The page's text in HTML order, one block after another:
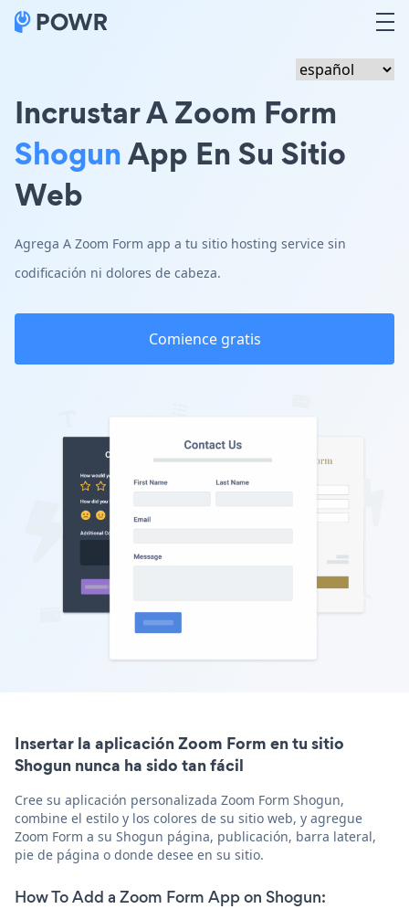
Incrustar A Zoom Form
ShogunApp En Su Sitio
Web
Agrega A Zoom Form app a tu sitio hosting service sin
codificación ni dolores de cabeza.
Comience gratis
Insertar la aplicación Zoom Form en tu sitio
Shogun nunca ha sido tan fácil
Cree su aplicación personalizada Zoom Form Shogun,
combine el estilo y los colores de su sitio web, y agregue
Zoom Form a su Shogun página, publicación, barra lateral,
pie de página o donde desee en su sitio.
How To Add a Zoom Form App on Shogun: